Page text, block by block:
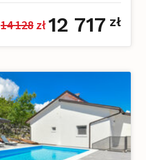
14 128 zł 12 717 zł